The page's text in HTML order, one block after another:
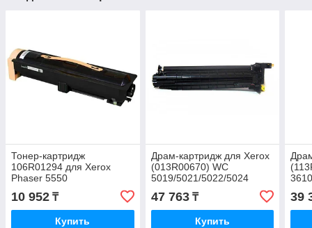
Тонер-картридж
106R01294 для Xerox
Phaser 5550
10 952 ₸
Купить
Драм-картридж для Xerox
(013R00670) WC
5019/5021/5022/5024
47 763₸
Купить
39